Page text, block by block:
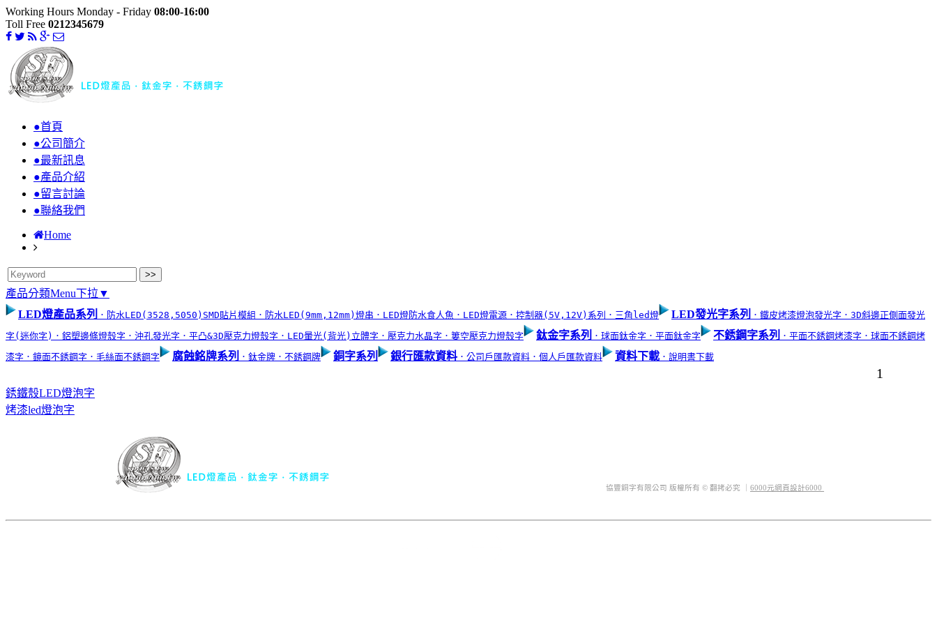
Working Hours Monday - Friday 08:00-16:00
Toll Free 0212345679
●首頁
●公司簡介
●最新訊息
●產品介紹
●留言討論
●聯絡我們
Home
產品分類Menu下拉▼
LED燈產品系列 ．防水LED(3528,5050)SMD貼片模組 ．防水LED(9mm,12mm)燈串 ．LED燈防水食人魚 ．LED燈電源 ．控制器(5V,12V)系列 ．三角led燈 LED發光字系列 ．鐵皮烤漆燈泡發光字 ．3D斜邊正側面發光
字(迷你字) ．鋁塑邊條燈殼字 ．沖孔發光字 ．平凸&3D壓克力燈殼字 ．LED暈光(背光)立體字 ．壓克力水晶字 ．簍空壓克力燈殼字 鈦金字系列 ．球面鈦金字 ．平面鈦金字 不銹鋼字系列 ．平面不銹鋼烤漆字 ．球面不銹鋼烤
漆字 ．鏡面不銹鋼字 ．毛絲面不銹鋼字 腐蝕銘牌系列 ．鈦金牌 ．不銹鋼牌 銅字系列 銀行匯款資料 ．公司戶匯款資料 ．個人戶匯款資料 資料下載 ．說明書下載
1
銹鐵殼LED燈泡字
烤漆led燈泡字
協豐銅字有限公司 版權所有 © 翻拷必究 ｜ 6000元網頁設計6000